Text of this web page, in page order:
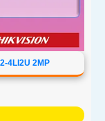
4LI2U 2MP